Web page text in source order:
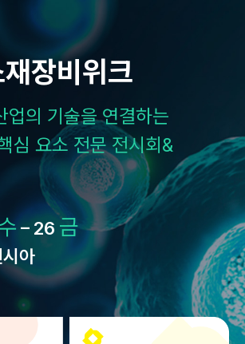
장비위크
업의 기술을 연결하는
심 요소 전문 전시회&
– 26 금
아